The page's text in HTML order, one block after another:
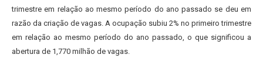
trimestre em relação ao mesmo período do ano passado se deu em
razão da criação de vagas. A ocupação subiu 2% no primeiro trimestre
em relação ao mesmo período do ano passado, o que significou a
abertura de 1,770 milhão de vagas.